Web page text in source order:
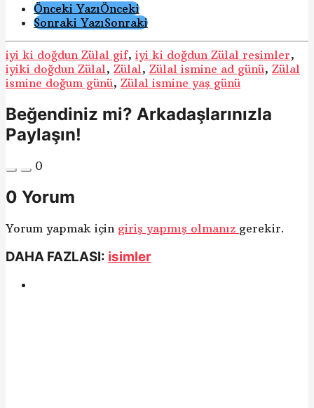
Gönderi
Sayfalama
Önceki YazıÖnceki
Sonraki YazıSonraki
iyi ki doğdun Zülal gif, iyi ki doğdun Zülal resimler,
iyiki doğdun Zülal, Zülal, Zülal ismine ad günü, Zülal
ismine doğum günü, Zülal ismine yaş günü
Beğendiniz mi? Arkadaşlarınızla
Paylaşın!
0
0 Yorum
Yorum yapmak için giriş yapmış olmanız gerekir.
DAHA FAZLASI: isimler